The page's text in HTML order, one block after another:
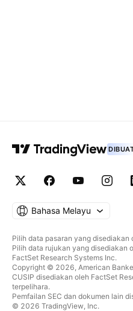
Bahasa Melayu
Pilih data pasaran yang disediakan
Pilih data rujukan yang
FactSet Research Systems Inc.
Copyright © 2026, American
CUSIP disediakan oleh FactSet
terpelihara.
Pemfailan SEC dan dokumen lain
© 2026 TradingView, Inc.